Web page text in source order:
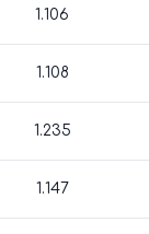
1.106
1.108
1.235
1.147